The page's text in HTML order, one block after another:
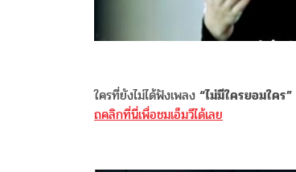
ใครที่ยังไม่ได้ฟังเพลง “ไม่มีใครยอมใคร”
ถคลิกที่นี่เพื่อชมเอ็มวีได้เลย